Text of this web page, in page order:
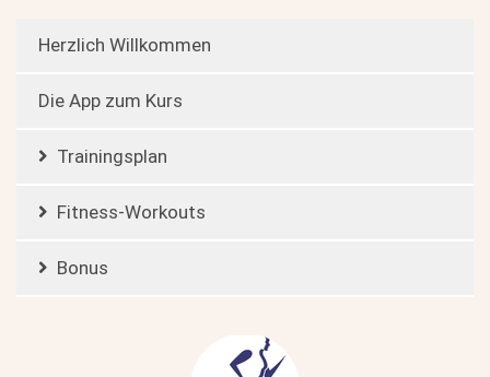
Herzlich Willkommen
Die App zum Kurs
Trainingsplan
Fitness-Workouts
Bonus